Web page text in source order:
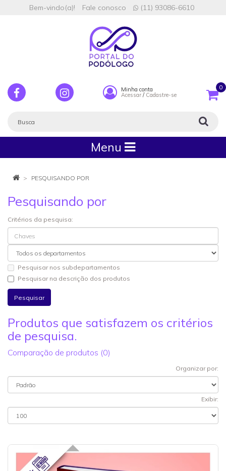
Bem-vindo(a)! Fale conosco (11) 93086-6610
Minha conta
Acessar / Cadastre-se
0
Menu
PESQUISANDO POR
Pesquisando por
Critérios da pesquisa:
Pesquisar nos subdepartamentos
Pesquisar na descrição dos produtos
Produtos que satisfazem os critérios
de pesquisa.
Comparação de produtos (0)
Organizar por:
Exibir: